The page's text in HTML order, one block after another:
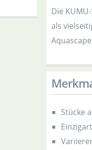
Die
als
Stücke